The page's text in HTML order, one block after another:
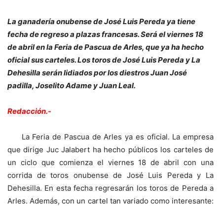
La ganadería onubense de José Luis Pereda ya tiene
fecha de regreso a plazas francesas. Será el viernes 18
de abril en la Feria de Pascua de Arles, que ya ha hecho
oficial sus carteles. Los toros de José Luis Pereda y La
Dehesilla serán lidiados por los diestros Juan José
padilla, Joselito Adame y Juan Leal.
Redacción.-
La Feria de Pascua de Arles ya es oficial. La empresa
que dirige Juc Jalabert ha hecho públicos los carteles de
un ciclo que comienza el viernes 18 de abril con una
corrida de toros onubense de José Luis Pereda y La
Dehesilla. En esta fecha regresarán los toros de Pereda a
Arles. Además, con un cartel tan variado como interesante: